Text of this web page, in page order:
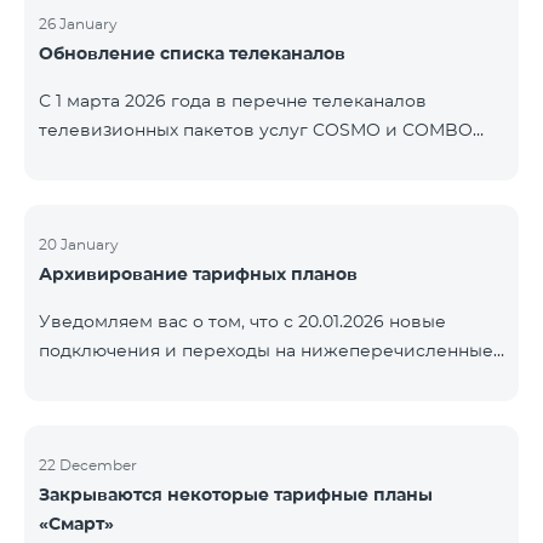
контролем нашей компании. В настоящее время
точные сроки восстановления услуг неизвестны.
предоставлена по мере изменения ситуации.
Благодарим за понимание.
26 January
Обновление списка телеканалов
С 1 марта 2026 года в перечне телеканалов
телевизионных пакетов услуг COSMO и COMBO
только в тех регионах, где их трансляция является
обязательной. Данные изменения реализуются в
телевизионной платформы и полностью
соответствуют нормам местного вещания.
20 January
Архивирование тарифных планов
Уведомляем вас о том, что с 20.01.2026 новые
подключения и переходы на нижеперечисленные
22 December
Закрываются некоторые тарифные планы
«Смарт»